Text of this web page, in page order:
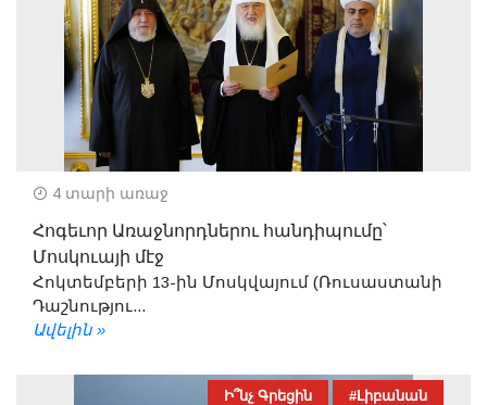
4 տարի առաջ
Հոգեւոր Առաջնորդներու հանդիպումը՝
Մոսկուայի մէջ
Հոկտեմբերի 13-ին Մոսկվայում (Ռուսաստանի
Դաշնությու...
Ավելին »
Ի՞նչ Գրեցին #Լիբանան